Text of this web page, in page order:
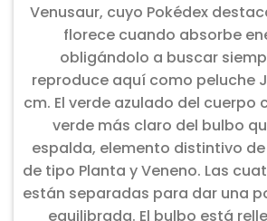
Venusaur, cuyo Pokédex
florece cuando absorbe
obligándolo a buscar
reproduce aquí como peluche
cm. El verde azulado del cuerpo
verde más claro del bulbo
espalda, elemento distintivo
de tipo Planta y Veneno. Las
están separadas para dar una
equilibrada. El bulbo está